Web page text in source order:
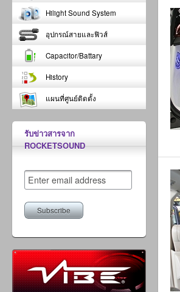
Hilight Sound System
อุปกรณ์สายและฟิวส์
Capacitor/Battary
History
แผนที่ศูนย์ติดตั้ง
รับข่าวสารจาก
ROCKETSOUND